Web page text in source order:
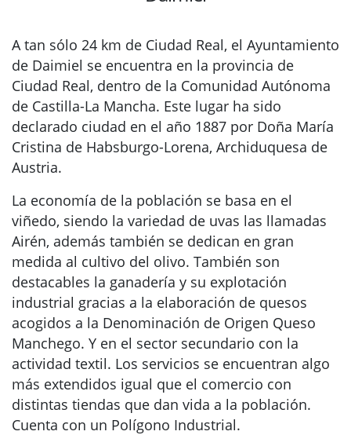
A tan sólo 24 km de Ciudad Real, el Ayuntamiento
de Daimiel se encuentra en la provincia de
Ciudad Real, dentro de la Comunidad Autónoma
de Castilla-La Mancha. Este lugar ha sido
declarado ciudad en el año 1887 por Doña María
Cristina de Habsburgo-Lorena, Archiduquesa de
Austria.
La economía de la población se basa en el
viñedo, siendo la variedad de uvas las llamadas
Airén, además también se dedican en gran
medida al cultivo del olivo. También son
destacables la ganadería y su explotación
industrial gracias a la elaboración de quesos
acogidos a la Denominación de Origen Queso
Manchego. Y en el sector secundario con la
actividad textil. Los servicios se encuentran algo
más extendidos igual que el comercio con
distintas tiendas que dan vida a la población.
Cuenta con un Polígono Industrial.